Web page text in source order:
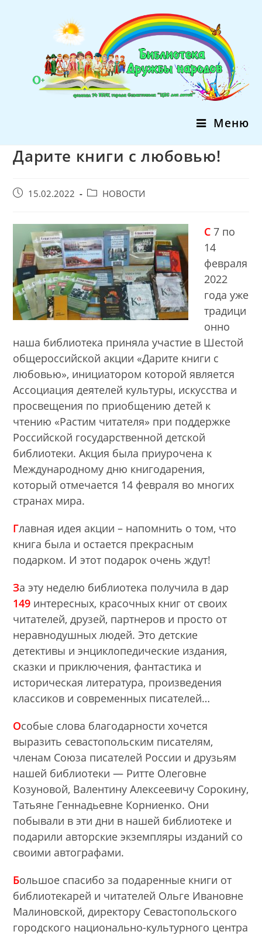
Меню
Дарите книги с любовью!
Запись15.02.2022
PostНОВОСТИ
С 7 по
14
февраля
2022
года уже
традици
онно
наша библиотека приняла участие в Шестой
общероссийской акции «Дарите книги с
любовью», инициатором которой является
Ассоциация деятелей культуры, искусства и
просвещения по приобщению детей к
чтению «Растим читателя» при поддержке
Российской государственной детской
библиотеки. Акция была приурочена к
Международному дню книгодарения,
который отмечается 14 февраля во многих
странах мира.
Главная идея акции – напомнить о том, что
книга была и остается прекрасным
подарком. И этот подарок очень ждут!
За эту неделю библиотека получила в дар
149 интересных, красочных книг от своих
читателей, друзей, партнеров и просто от
неравнодушных людей. Это детские
детективы и энциклопедические издания,
сказки и приключения, фантастика и
историческая литература, произведения
классиков и современных писателей…
Особые слова благодарности хочется
выразить севастопольским писателям,
членам Союза писателей России и друзьям
нашей библиотеки — Ритте Олеговне
Козуновой, Валентину Алексеевичу Сорокину,
Татьяне Геннадьевне Корниенко. Они
побывали в эти дни в нашей библиотеке и
подарили авторские экземпляры изданий со
своими автографами.
Большое спасибо за подаренные книги от
библиотекарей и читателей Ольге Ивановне
Малиновской, директору Севастопольского
городского национально-культурного центра